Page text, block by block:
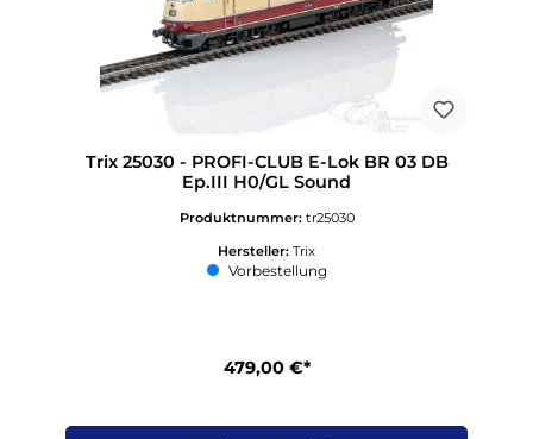
Trix 25030 - PROFI-CLUB E-Lok BR 03 DB
Ep.III H0/GL Sound
Produktnummer: tr25030
Hersteller: Trix
Vorbestellung
479,00 €*